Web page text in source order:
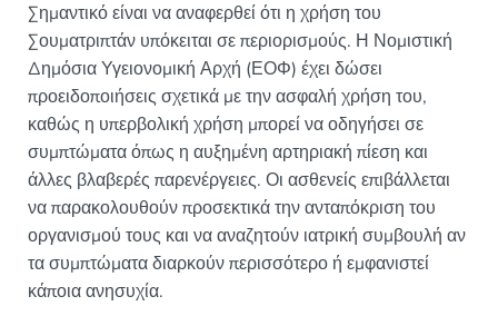
Σημαντικό είναι να αναφερθεί ότι η χρήση του
Σουματριπτάν υπόκειται σε περιορισμούς. Η Νομιστική
Δημόσια Υγειονομική Αρχή (ΕΟΦ) έχει δώσει
προειδοποιήσεις σχετικά με την ασφαλή χρήση του,
καθώς η υπερβολική χρήση μπορεί να οδηγήσει σε
συμπτώματα όπως η αυξημένη αρτηριακή πίεση και
άλλες βλαβερές παρενέργειες. Οι ασθενείς επιβάλλεται
να παρακολουθούν προσεκτικά την ανταπόκριση του
οργανισμού τους και να αναζητούν ιατρική συμβουλή αν
τα συμπτώματα διαρκούν περισσότερο ή εμφανιστεί
κάποια ανησυχία.